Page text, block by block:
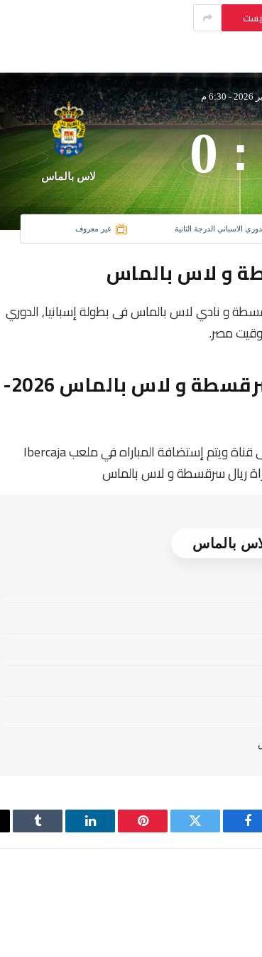
-6:30 م
:
0 لاس بالماس
الاسباني الدرجة الثانية غير معروف
و لاس بالماس
نادى ريال سرقسطة و نادي لاس بالماس فى بطولة إسبانيا, الدوري
معلومات عن مباراة ريال سرقسطة و لاس بالماس 2026-
تنقل أحداث المباراة في الوطن العربي فضائيا على قناة ويتم إستضافة المباراه في ملعب Ibercaja
فيسبوك تويتر بينتيريستلينكدإن Tumblr